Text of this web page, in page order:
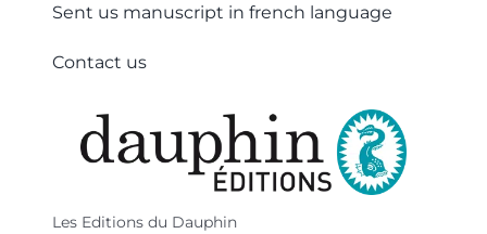
Sent us manuscript in french language
Contact us
Les Editions du Dauphin